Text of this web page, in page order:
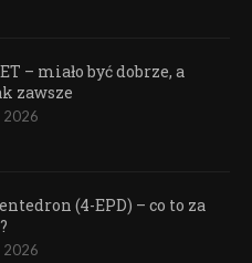
– miało być dobrze, a
zawsze
2026
(4-EPD) – co to za
2026